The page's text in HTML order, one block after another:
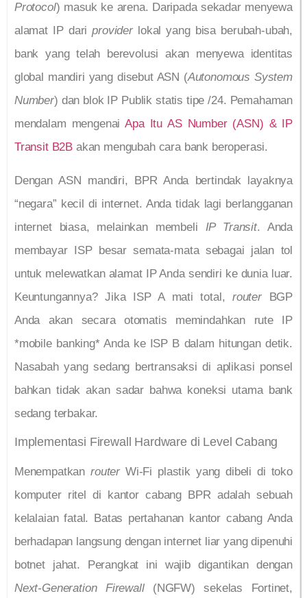
Protocol) masuk ke arena. Daripada sekadar menyewa
alamat IP dariproviderlokal yang bisa berubah-ubah,
bank yang telah berevolusi akan menyewa identitas
global mandiri yang disebut ASN (Autonomous System
Number) dan blok IP Publik statis tipe /24. Pemahaman
mendalam mengenaiApa Itu AS Number (ASN) & IP
Transit B2B akan mengubah cara bank beroperasi.
Dengan ASN mandiri, BPR Anda bertindak layaknya
“negara” kecil di internet. Anda tidak lagi berlangganan
internet biasa, melainkan membeli IP Transit. Anda
membayar ISP besar semata-mata sebagai jalan tol
untuk melewatkan alamat IP Anda sendiri ke dunia luar.
Keuntungannya? Jika ISP A mati total, routerBGP
Anda akan secara otomatis memindahkan rute IP
*mobile banking* Anda ke ISP B dalam hitungan detik.
Nasabah yang sedang bertransaksi di aplikasi ponsel
bahkan tidak akan sadar bahwa koneksi utama bank
sedang terbakar.
Implementasi Firewall Hardware di Level Cabang
Menempatkanrouter Wi-Fi plastik yang dibeli di toko
komputer ritel di kantor cabang BPR adalah sebuah
kelalaian fatal. Batas pertahanan kantor cabang Anda
berhadapan langsung dengan internet liar yang dipenuhi
botnet jahat. Perangkat ini wajib digantikan dengan
Next-Generation Firewall(NGFW) sekelas Fortinet,